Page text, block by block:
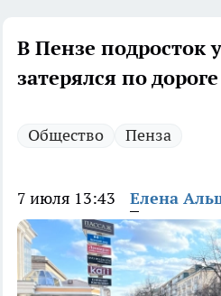
В Пензе подросток
затерялся по
Общество Пенза
7 июля 13:43 Елена